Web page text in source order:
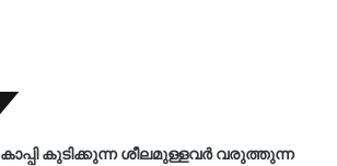
കാപ്പി കുടിക്കുന്ന ശീലമുള്ളവർ വരുത്തുന്ന